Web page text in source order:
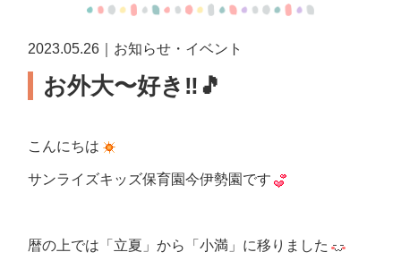
2023.05.26｜お知らせ・イベント
お外大〜好き‼️🎵
こんにちは
サンライズキッズ保育園今伊勢園です
暦の上では「立夏」から「小満」に移りました